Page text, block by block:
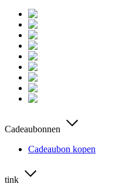
Cadeaubonnen
Cadeaubon kopen
tink